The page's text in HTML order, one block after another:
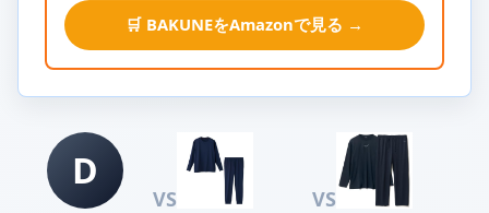
🛒 BAKUNEをAmazonで見る →
D
VS
VS